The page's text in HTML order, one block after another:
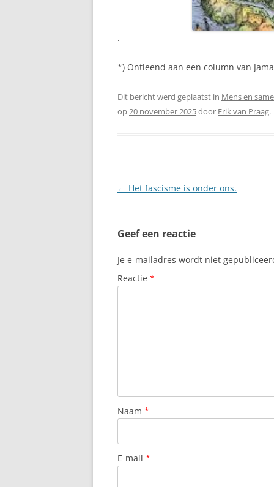
.
*) Ontleend aan een column van
Dit bericht werd geplaatst in Mens en
op20 november 2025door Erik van Praag.
Berichtnavigatie
← Het fascisme is onder ons.
Geef een reactie
Je e-mailadres wordt niet
Reactie *
Naam *
E-mail *